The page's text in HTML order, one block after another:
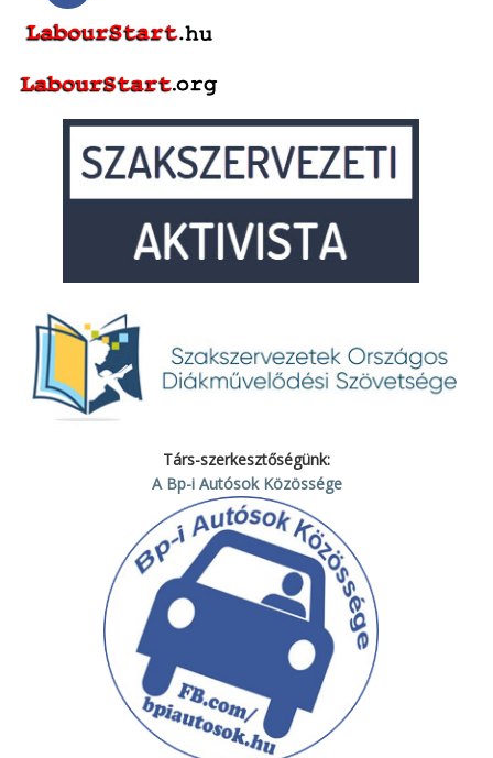
Társ-szerkesztőségünk:
A Bp-i Autósok Közössége